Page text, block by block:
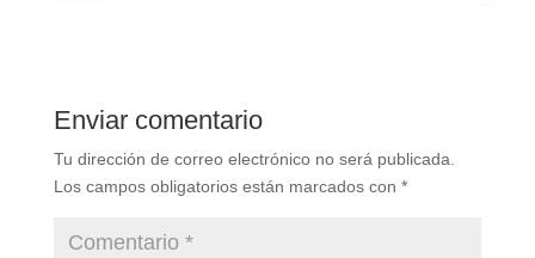
Enviar comentario
Tu dirección de correo electrónico no será publicada.
Los campos obligatorios están marcados con *